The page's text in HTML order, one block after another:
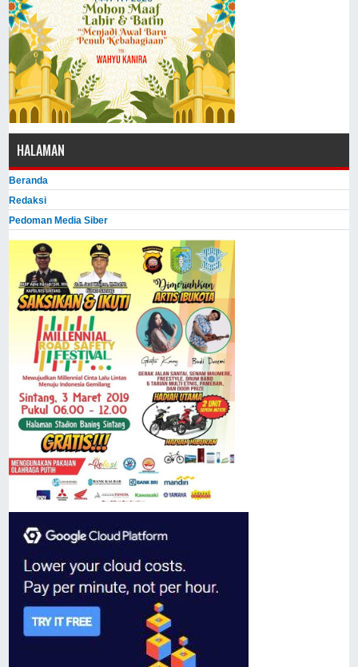
HALAMAN
Beranda
Redaksi
Pedoman Media Siber